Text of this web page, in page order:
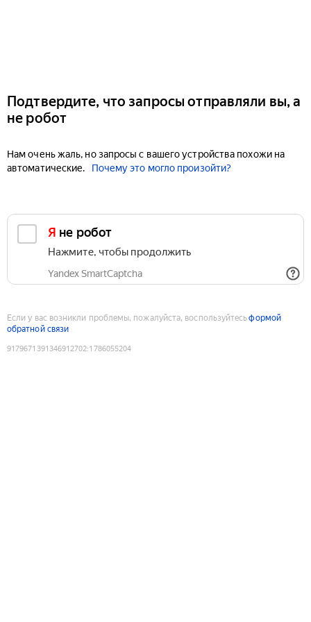
Подтвердите, что запросы отправляли вы, а
не робот
Нам очень жаль, но запросы с вашего устройства похожи на
автоматические.
Почему это могло произойти?
Я не робот
Нажмите, чтобы продолжить
Yandex SmartCaptcha
Если у вас возникли проблемы, пожалуйста, воспользуйтесьформой
обратной связи
9179671391346912702:1786055204